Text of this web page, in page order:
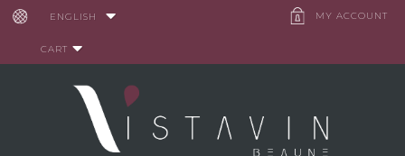
MY ACCOUNT
ENGLISH
CART
Cookies management panel